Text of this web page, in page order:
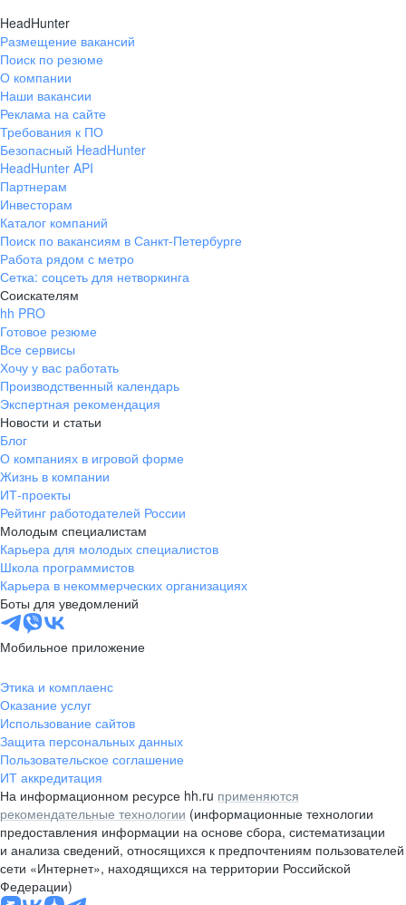
HeadHunter
Размещение вакансий
Поиск по резюме
О компании
Наши вакансии
Реклама на сайте
Требования к ПО
Безопасный HeadHunter
HeadHunter API
Партнерам
Инвесторам
Каталог компаний
Поиск по вакансиям в Санкт-Петербурге
Работа рядом с метро
Сетка: соцсеть для нетворкинга
Соискателям
hh PRO
Готовое резюме
Все сервисы
Хочу у вас работать
Производственный календарь
Экспертная рекомендация
Новости и статьи
Блог
О компаниях в игровой форме
Жизнь в компании
ИТ-проекты
Рейтинг работодателей России
Молодым специалистам
Карьера для молодых специалистов
Школа программистов
Карьера в некоммерческих организациях
Боты для уведомлений
Мобильное приложение
Этика и комплаенс
Оказание услуг
Использование сайтов
Защита персональных данных
Пользовательское соглашение
ИТ аккредитация
На информационном ресурсе hh.ru применяются
рекомендательные технологии (информационные технологии
предоставления информации на основе сбора, систематизации
и анализа сведений, относящихся к предпочтениям пользователей
сети «Интернет», находящихся на территории Российской
Федерации)